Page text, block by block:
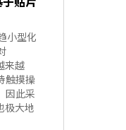
小型化
来越
触摸操
因此采
极大地